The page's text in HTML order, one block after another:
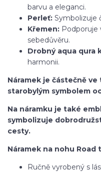
barvu a eleganci.
Perleť: Symbolizuje
Křemen: Podporuje
sebedůvěru.
Drobný aqua qura
harmonii.
Náramek je částečně
starobylým symbolem
Na náramku je také
symbolizuje
cesty.
Náramek na nohu Road
Ručně vyrobený s